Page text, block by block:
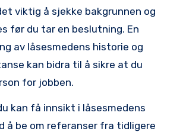
viktig å sjekke bakgrunnen og
før du tar en beslutning. En⁤
av ‌låsesmedens historie og
kan bidra til å sikre at du
for jobben.
kan få‌ innsikt i låsesmedens
å be om referanser fra tidligere